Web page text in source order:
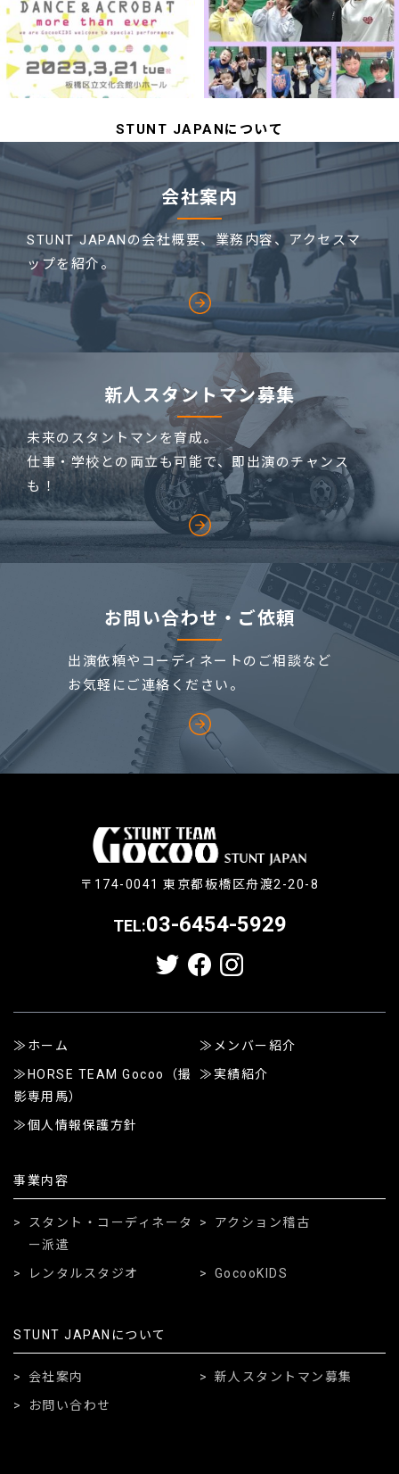
STUNT JAPANについて
会社案内
STUNT JAPANの会社概要、業務内容、
アクセスマ
ップを紹介。
新人スタントマン募集
未来のスタントマンを育成。
仕事・学校との両立も可能で、即出演のチャンス
も！
お問い合わせ・ご依頼
出演依頼やコーディネートのご相談など
お気軽にご連絡ください。
〒174-0041 東京都板橋区舟渡2-20-8
TEL:03-6454-5929
ホーム
メンバー紹介
HORSE TEAM Gocoo（撮
影専用馬）
実績紹介
個人情報保護方針
事業内容
スタント・コーディネータ
ー派遣
アクション稽古
レンタルスタジオ GocooKIDS
STUNT JAPANについて
会社案内
新人スタントマン募集
お問い合わせ